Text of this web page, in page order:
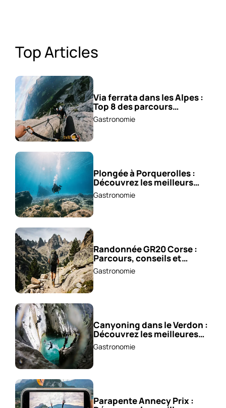
Top Articles
Via ferrata dans les Alpes :
Top 8 des parcours
sensationnels !
Gastronomie
Plongée à Porquerolles :
Découvrez les meilleurs
spots !
Gastronomie
Randonnée GR20 Corse :
Parcours, conseils et
astuces !
Gastronomie
Canyoning dans le Verdon :
Découvrez les meilleures
excursions !
Gastronomie
Parapente Annecy Prix :